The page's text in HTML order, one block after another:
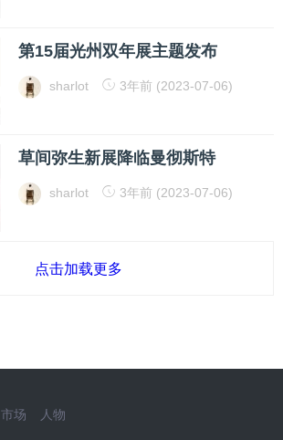
第15届光州双年展主题发布
sharlot 3年前 (2023-07-06)
草间弥生新展降临曼彻斯特
sharlot 3年前 (2023-07-06)
点击加载更多
市场 人物